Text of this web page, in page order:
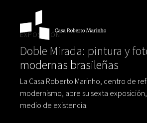
EXPOSICIÓN
Doble Mirada: pintura y
modernas brasileñas
La Casa Roberto Marinho, centro de
modernismo, abre su sexta
medio de existencia.